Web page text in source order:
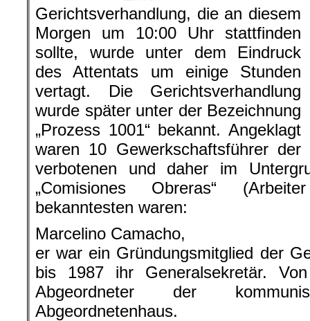
Gerichtsverhandlung, die an diesem
Morgen um 10:00 Uhr stattfinden
sollte, wurde unter dem Eindruck
des Attentats um einige Stunden
vertagt. Die Gerichtsverhandlung
wurde später unter der Bezeichnung
„Prozess 1001“ bekannt. Angeklagt
waren 10 Gewerkschaftsführer der
verbotenen und daher im
„Comisiones Obreras“
bekanntesten waren:
Marcelino Camacho,
er war ein Gründungsmitglied der
bis 1987 ihr Generalsekretär.
Abgeordneter der
Abgeordnetenhaus.